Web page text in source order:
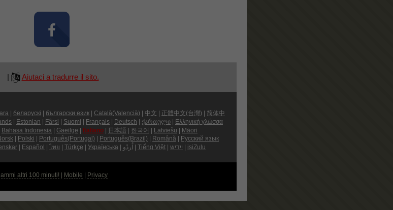
| Aiutaci a tradurre il sito.
| беларускі | български език | Català(Valencià) | 中文 | 正體中文(台灣) | 简体中
| Estonian | Fârsi | Suomi | Français | Deutsch | ქართული | Ελληνική γλώσσα
Bahasa Indonesia | Gaeilge | Italiano | 日本語 | 한국어 | Latviešu | Māori
| Polski | Português(Portugal) | Português(Brazil) | Română | Русский язык
| Español |ไทย | Türkçe | Українська | اُردُو | Tiếng Việt | יידיש | isiZulu
altri 100 minuti! | Mobile | Privacy